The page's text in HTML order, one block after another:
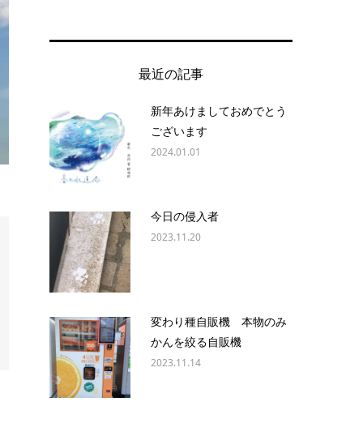
最近の記事
新年あけましておめでとう
ございます
2024.01.01
今日の侵入者
2023.11.20
変わり種自販機 本物のみ
かんを絞る自販機
2023.11.14